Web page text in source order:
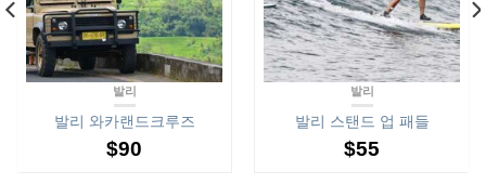
발리
발리 와카랜드크루즈
$90
발리
발리 스탠드 업 패들
$55